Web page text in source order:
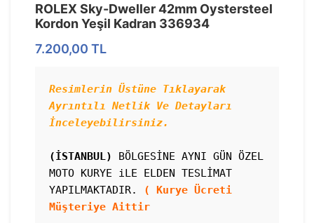
ROLEX Sky-Dweller 42mm Oystersteel
Kordon Yeşil Kadran 336934
7.200,00 TL
Resimlerin Üstüne Tıklayarak
Ayrıntılı Netlik Ve Detayları
(İSTANBUL)
BÖLGESİNE AYNI GÜN ÖZEL
MOTO KURYE iLE ELDEN TESLİMAT
YAPILMAKTADIR.
( Kurye Ücreti
Müşteriye Aittir